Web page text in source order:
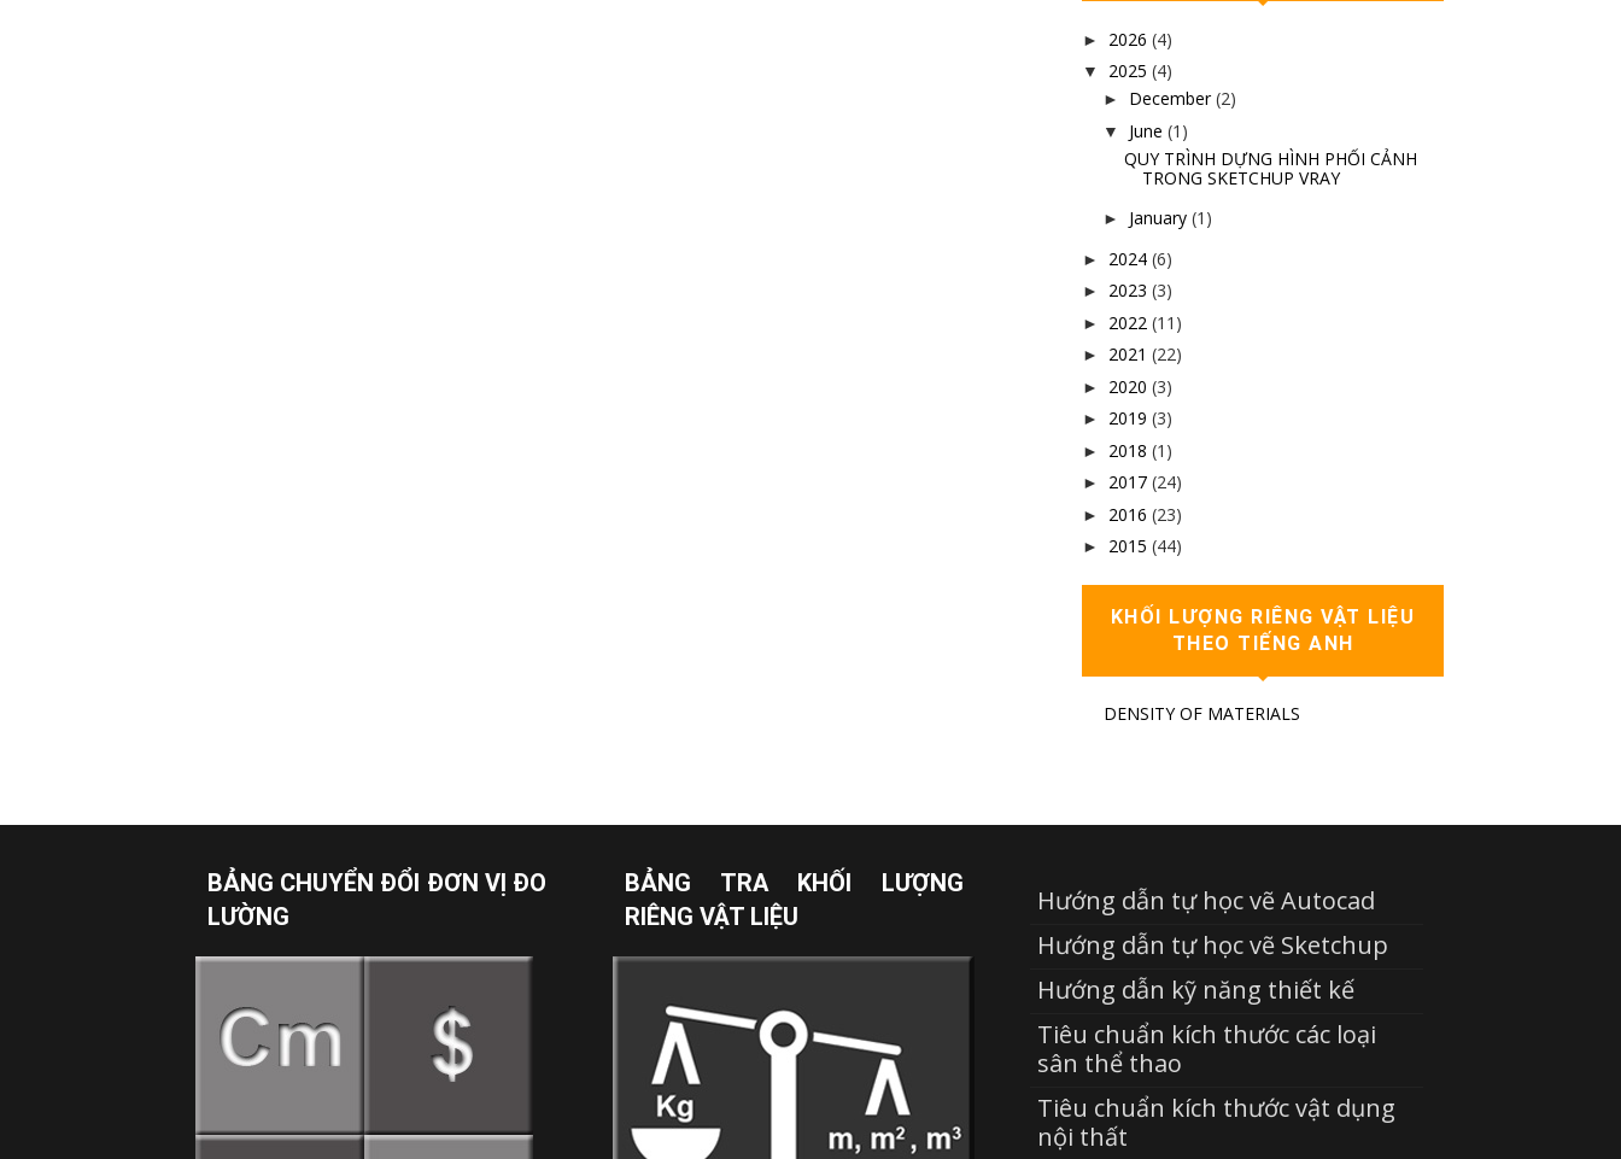
► 2026 (4)
▼ 2025 (4)
► December (2)
▼ June (1)
QUY TRÌNH DỰNG HÌNH PHỐI CẢNH
TRONG SKETCHUP VRAY
► January (1)
► 2024 (6)
► 2023 (3)
► 2022 (11)
► 2021 (22)
► 2020 (3)
► 2019 (3)
► 2018 (1)
► 2017 (24)
► 2016 (23)
► 2015 (44)
KHỐI LƯỢNG RIÊNG VẬT LIỆU
THEO TIẾNG ANH
DENSITY OF MATERIALS
BẢNG CHUYỂN ĐỔI ĐƠN VỊ ĐO
LƯỜNG
BẢNG TRA KHỐI LƯỢNG
RIÊNG VẬT LIỆU
Hướng dẫn tự học vẽ Autocad
Hướng dẫn tự học vẽ Sketchup
Hướng dẫn kỹ năng thiết kế
Tiêu chuẩn kích thước các loại
sân thể thao
Tiêu chuẩn kích thước vật dụng
nội thất